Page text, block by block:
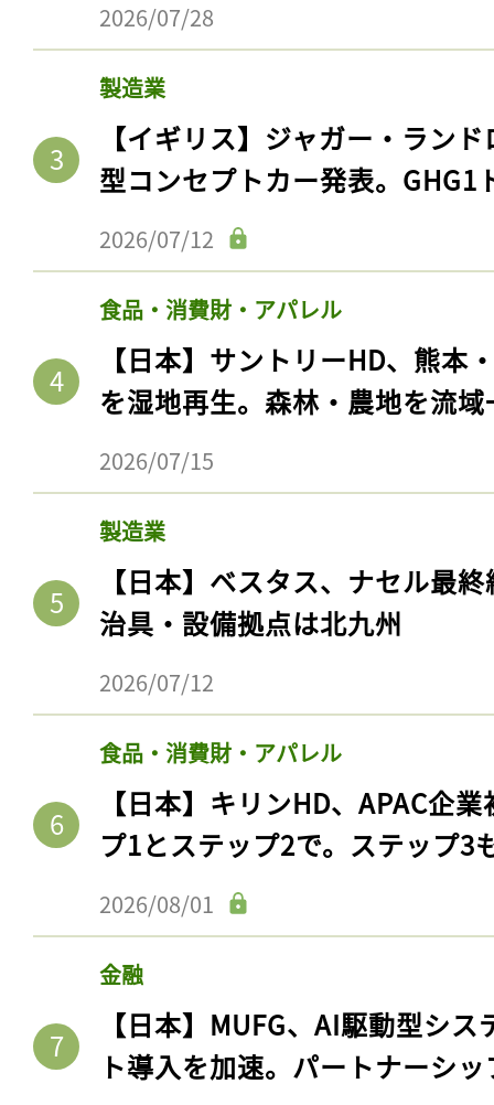
2026/07/28
製造業
【イギリス】ジャガー・ラン
型コンセプトカー発表。GHG1
2026/07/12
食品・消費財・アパレル
【日本】サントリーHD、熊本
を湿地再生。森林・農地を流
2026/07/15
製造業
【日本】ベスタス、ナセル最
治具・設備拠点は北九州
2026/07/12
食品・消費財・アパレル
【日本】キリンHD、APAC企
プ1とステップ2で。ステップ3
2026/08/01
金融
【日本】MUFG、AI駆動型シ
ト導入を加速。パートナーシ